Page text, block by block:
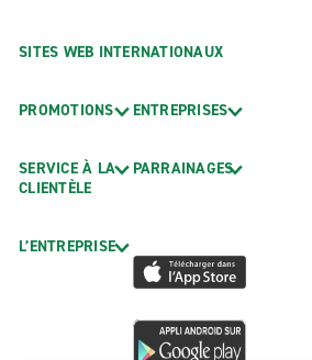
SITES WEB INTERNATIONAUX
PROMOTIONS
SERVICE À LA
CLIENTÈLE
L’ENTREPRISE
ENTREPRISES
PARRAINAGES